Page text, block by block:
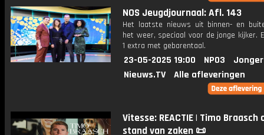
NOS Jeugdjournaal: Afl. 143
Het laatste nieuws uit binnen- en
het weer, speciaal voor de jonge kijker.
1 extra met gebarentaal.
23-05-2025 19:00 NPO3
Nieuws.TV
Alle afleveringen
Vitesse: REACTIE | Timo Braasch
stand van zaken 📜